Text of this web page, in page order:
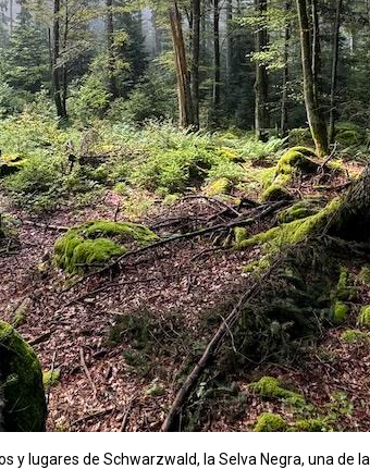
y lugares de Schwarzwald, la Selva Negra, una de